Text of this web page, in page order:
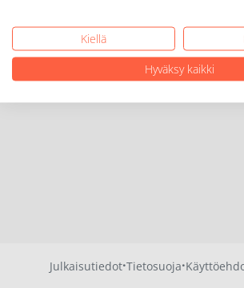
Julkaisutiedot·Tietosuoja·
Kiellä
Hyväksy kaikki